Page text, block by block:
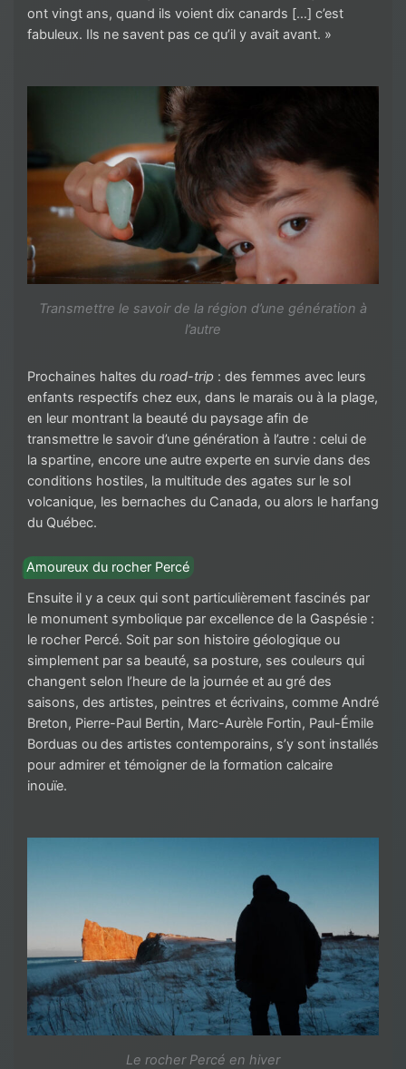
ont vingt ans, quand ils voient dix canards […] c’est
fabuleux. Ils ne savent pas ce qu’il y avait avant. »
Transmettre le savoir de la région d’une génération à
l’autre
Prochaines haltes du road-trip : des femmes avec leurs
enfants respectifs chez eux, dans le marais ou à la plage,
en leur montrant la beauté du paysage afin de
transmettre le savoir d’une génération à l’autre : celui de
la spartine, encore une autre experte en survie dans des
conditions hostiles, la multitude des agates sur le sol
volcanique, les bernaches du Canada, ou alors le harfang
du Québec.
Amoureux du rocher Percé
Ensuite il y a ceux qui sont particulièrement fascinés par
le monument symbolique par excellence de la Gaspésie :
le rocher Percé. Soit par son histoire géologique ou
simplement par sa beauté, sa posture, ses couleurs qui
changent selon l’heure de la journée et au gré des
saisons, des artistes, peintres et écrivains, comme André
Breton, Pierre-Paul Bertin, Marc-Aurèle Fortin, Paul-Émile
Borduas ou des artistes contemporains, s’y sont installés
pour admirer et témoigner de la formation calcaire
inouïe.
Le rocher Percé en hiver